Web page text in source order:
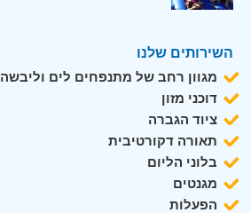
השירותים שלנו
מגוון רחב של מתנפחים לים וליבשה
דוכני מזון
ציוד הגברה
תאורה דקורטיבית
בלוני הליום
מגנטים
הפעלות